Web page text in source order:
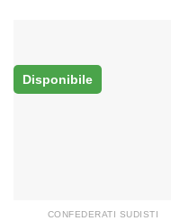
Disponibile
CONFEDERATI SUDISTI